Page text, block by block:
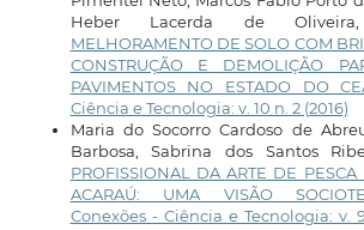
Heber Lacerda de
MELHORAMENTO DE SOLO COM
CONSTRUÇÃO E DEMOLIÇÃO
PAVIMENTOS NO ESTADO DO
Ciência e Tecnologia: v. 10 n. 2 (2016)
Maria do Socorro Cardoso de
Barbosa, Sabrina dos Santos
PROFISSIONAL DA ARTE DE
ACARAÚ: UMA VISÃO
Conexões - Ciência e Tecnologia: v.